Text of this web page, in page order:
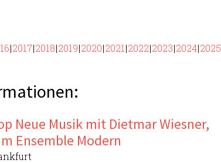
2017 2018 2019 2020 2021 2022 2023 2024 2025
Neue Musik mit Dietmar Wiesner,
Ensemble Modern